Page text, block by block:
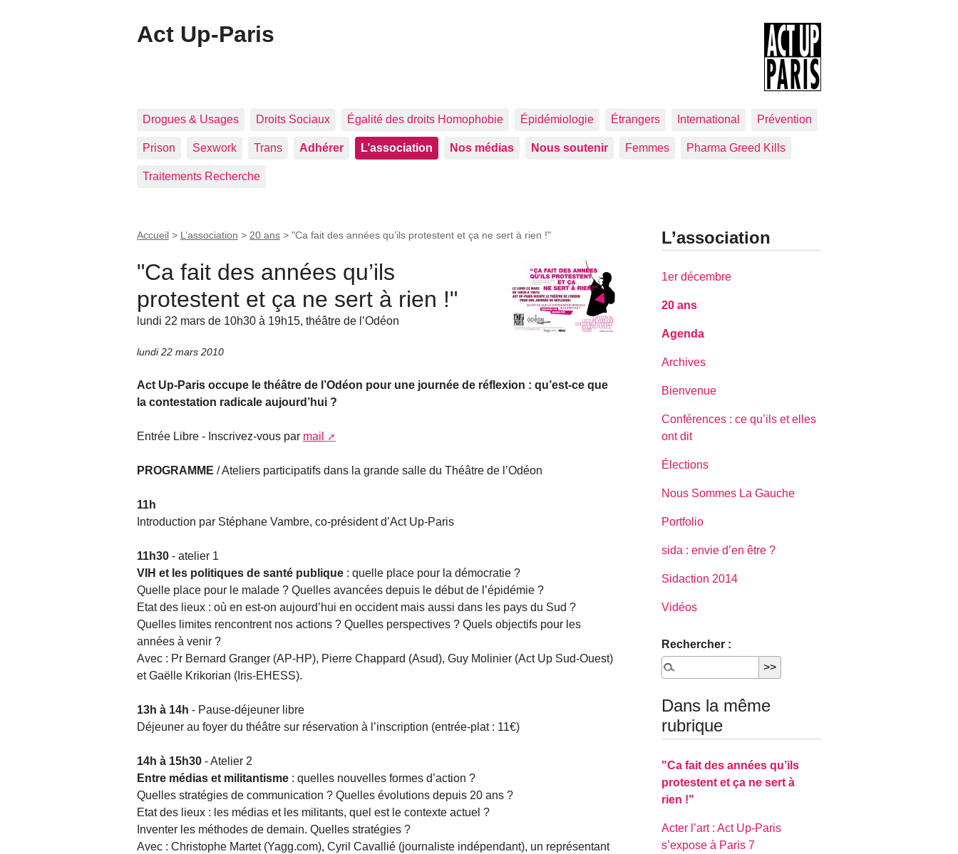
Act Up-Paris
Drogues & Usages Droits Sociaux Égalité des droits Homophobie Épidémiologie Étrangers International Prévention
Prison Sexwork Trans Adhérer L’association Nos médias Nous soutenir Femmes Pharma Greed Kills
Traitements Recherche
Accueil > L’association > 20 ans > "Ca fait des années qu’ils protestent et ça ne sert à rien !"
"Ca fait des années qu’ils
protestent et ça ne sert à rien !"
lundi 22 mars de 10h30 à 19h15, théâtre de l’Odéon
lundi 22 mars 2010
Act Up-Paris occupe le théâtre de l’Odéon pour une journée de réflexion : qu’est-ce que
la contestation radicale aujourd’hui ?
Entrée Libre - Inscrivez-vous par mail
PROGRAMME / Ateliers participatifs dans la grande salle du Théâtre de l’Odéon
11h
Introduction par Stéphane Vambre, co-président d’Act Up-Paris
11h30 - atelier 1
VIH et les politiques de santé publique : quelle place pour la démocratie ?
Quelle place pour le malade ? Quelles avancées depuis le début de l’épidémie ?
Etat des lieux : où en est-on aujourd’hui en occident mais aussi dans les pays du Sud ?
Quelles limites rencontrent nos actions ? Quelles perspectives ? Quels objectifs pour les
années à venir ?
Avec : Pr Bernard Granger (AP-HP), Pierre Chappard (Asud), Guy Molinier (Act Up Sud-Ouest)
et Gaëlle Krikorian (Iris-EHESS).
13h à 14h - Pause-déjeuner libre
Déjeuner au foyer du théâtre sur réservation à l’inscription (entrée-plat : 11€)
14h à 15h30 - Atelier 2
Entre médias et militantisme : quelles nouvelles formes d’action ?
Quelles stratégies de communication ? Quelles évolutions depuis 20 ans ?
Etat des lieux : les médias et les militants, quel est le contexte actuel ?
Inventer les méthodes de demain. Quelles stratégies ?
Avec : Christophe Martet (Yagg.com), Cyril Cavallié (journaliste indépendant), un représentant
L’association
1er décembre
20 ans
Agenda
Archives
Bienvenue
Conférences : ce qu’ils et elles
ont dit
Élections
Nous Sommes La Gauche
Portfolio
sida : envie d’en être ?
Sidaction 2014
Vidéos
Rechercher :
Dans la même
rubrique
"Ca fait des années qu’ils
protestent et ça ne sert à
rien !"
Acter l’art : Act Up-Paris
s’expose à Paris 7